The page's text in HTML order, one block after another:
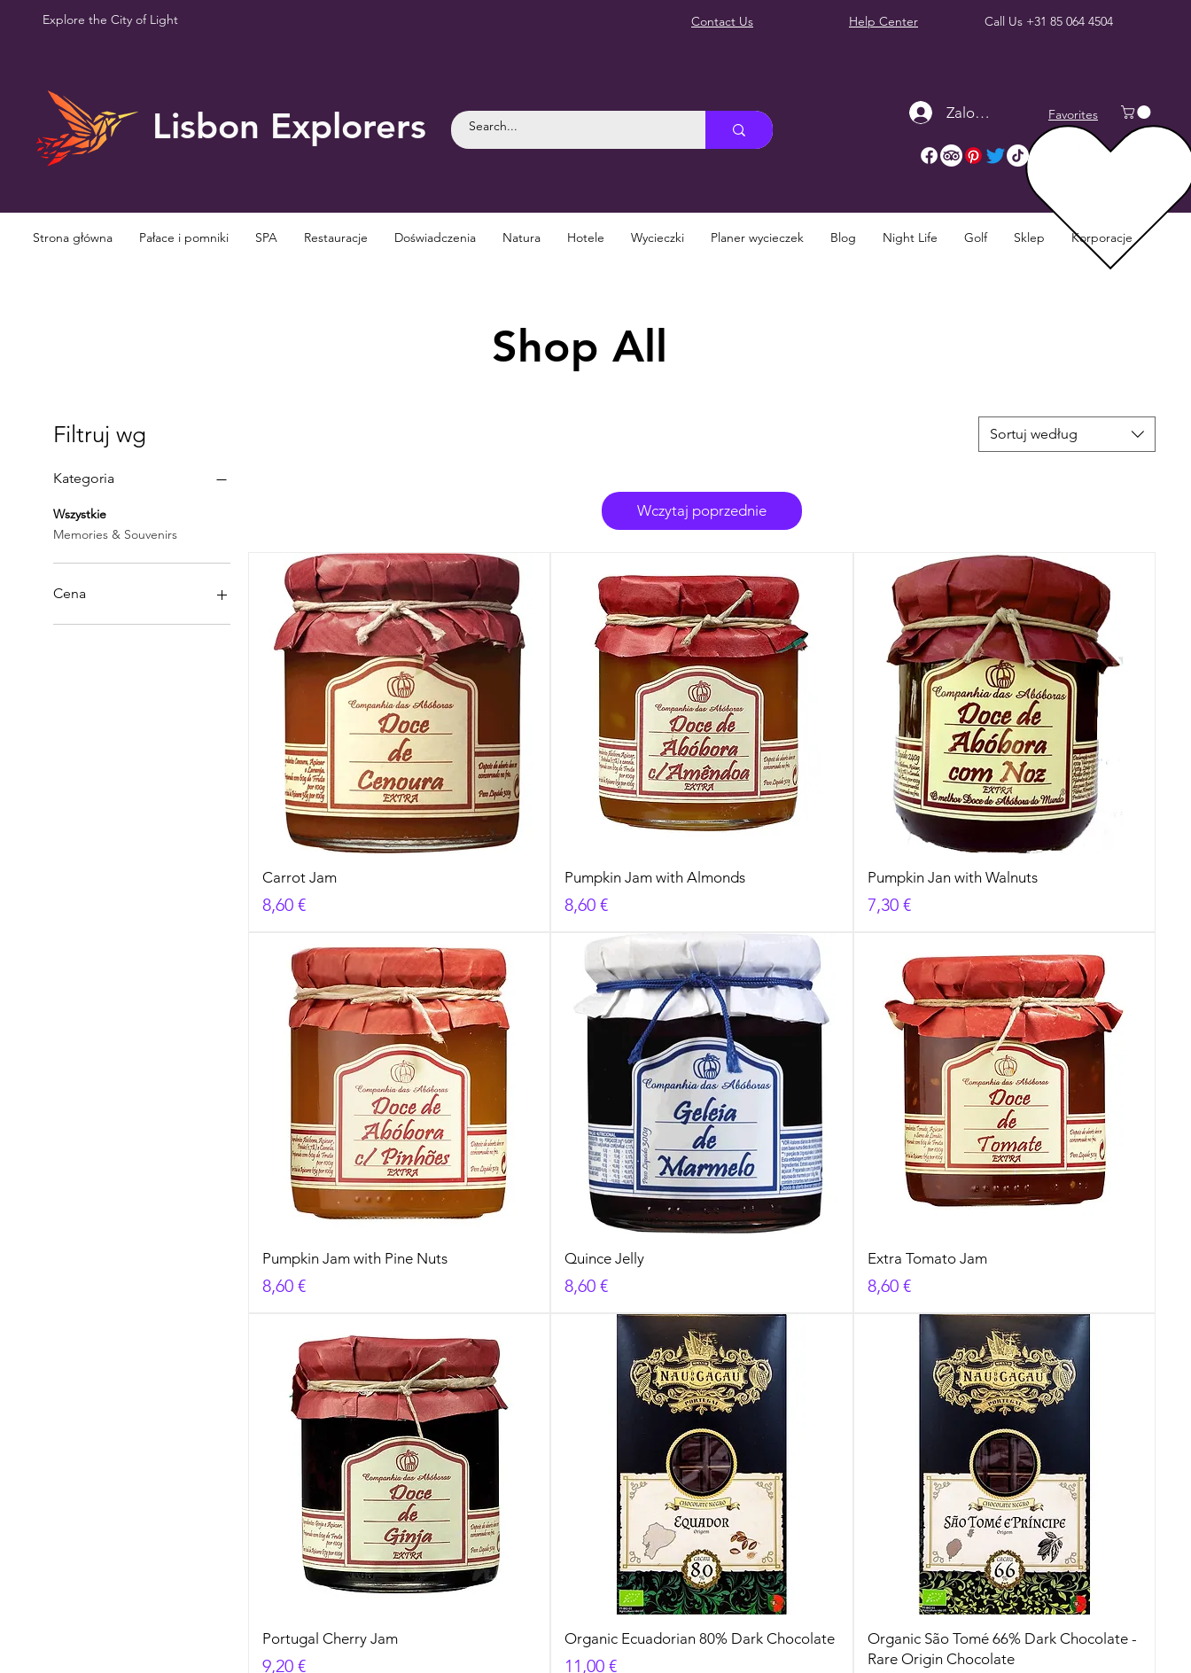
Explore the City of Light Contact Us Help Center Call Us +31 85 064 4504
Lisbon Explorers Zaloguj się Favorites
Strona główna Pałace i pomniki SPA Restauracje Doświadczenia Natura Hotele Wycieczki Planer wycieczek Blog Night Life Golf Sklep Korporacje
Shop All
Filtruj wg
Kategoria
Wszystkie
Memories & Souvenirs
Cena
Sortuj według
Wczytaj poprzednie
Carrot Jam
Cena
8,60 €
Pumpkin Jam with Almonds
Cena
8,60 €
Pumpkin Jan with Walnuts
Cena
7,30 €
Pumpkin Jam with Pine Nuts
Cena
8,60 €
Quince Jelly
Cena
8,60 €
Extra Tomato Jam
Cena
8,60 €
Portugal Cherry Jam
Cena
9,20 €
Organic Ecuadorian 80% Dark Chocolate
Cena
11,00 €
Organic São Tomé 66% Dark Chocolate -
Rare Origin Chocolate